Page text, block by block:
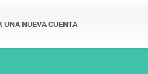
UNA NUEVA CUENTA